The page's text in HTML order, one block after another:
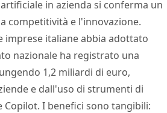
in azienda si conferma un
competitività e l'innovazione.
imprese italiane abbia adottato
nazionale ha registrato una
1,2 miliardi di euro,
e dall'uso di strumenti di
Copilot. I benefici sono tangibili: